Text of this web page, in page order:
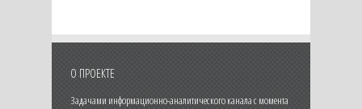
О ПРОЕКТЕ
Задачами информационно-аналитического канала с момента